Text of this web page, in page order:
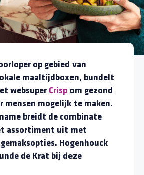
op gebied van
maaltijdboxen, bundelt
websuper Crisp om gezond
mensen mogelijk te maken.
breidt de combinate
assortiment uit met
Hogenhouck
de Krat bij deze